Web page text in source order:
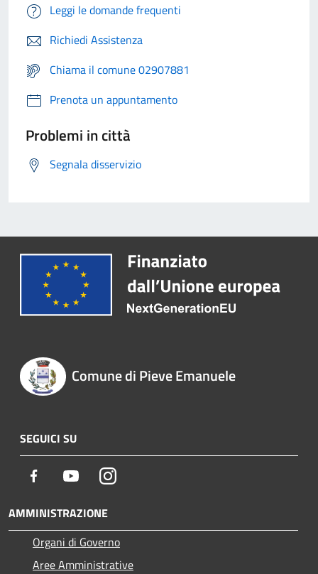
Leggi le domande frequenti
Richiedi Assistenza
Chiama il comune 02907881
Prenota un appuntamento
Problemi in città
Segnala disservizio
Comune di Pieve Emanuele
SEGUICI SU
Facebook YoutubeInstagram
AMMINISTRAZIONE
Organi di Governo
Aree Amministrative